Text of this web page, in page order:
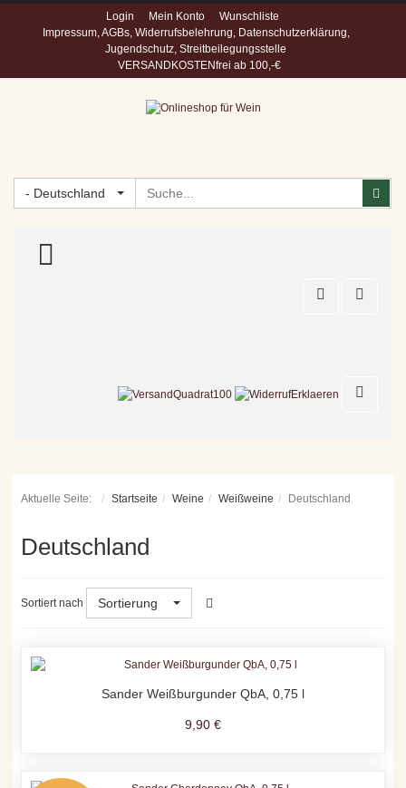
Login Mein Konto
Wunschliste
Impressum, AGBs, Widerrufsbelehrung, Datenschutzerklärung,
Jugendschutz, Streitbeilegungsstelle
VERSANDKOSTENfrei ab 100,-€
- Deutschland
TOGGLE MENU
Aktuelle Seite: Startseite Weine Weißweine Deutschland
Deutschland
Sortiert nach Sortierung
Sander Weißburgunder QbA, 0,75 l
9,90 €